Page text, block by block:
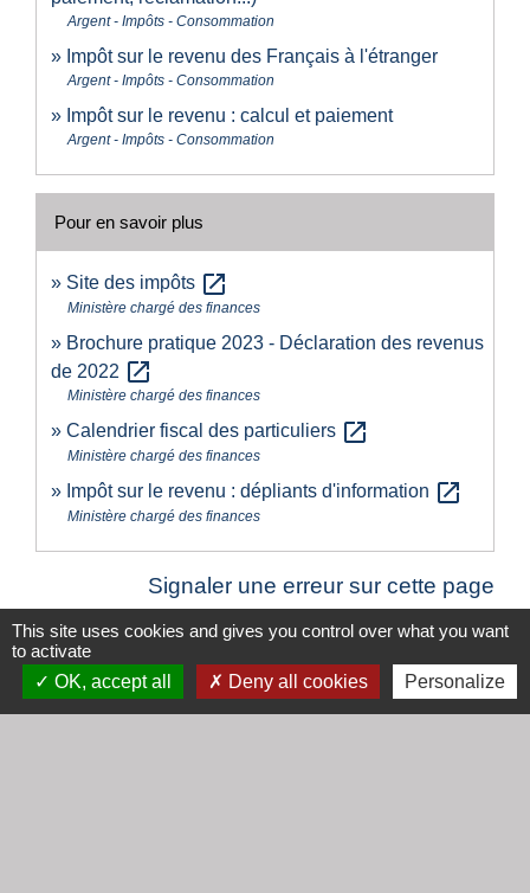
Argent - Impôts - Consommation
Impôt sur le revenu des Français à l'étranger
Argent - Impôts - Consommation
Impôt sur le revenu : calcul et paiement
Argent - Impôts - Consommation
Pour en savoir plus
Site des impôts open_in_new
Ministère chargé des finances
Brochure pratique 2023 - Déclaration des revenus
de 2022 open_in_new
Ministère chargé des finances
Calendrier fiscal des particuliers open_in_new
Ministère chargé des finances
Impôt sur le revenu : dépliants d'information open_in_new
Ministère chargé des finances
Signaler une erreur sur cette page
Contacts
This site uses cookies and gives you control over what you want
to activate
OK, accept all
Deny all cookies Personalize